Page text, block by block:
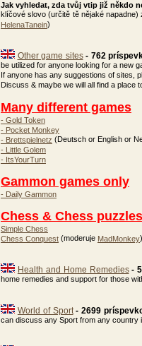
Jak vyhledat, zda tvůj vtip již někdo
klíčové slovo (určitě tě nějaké
HelenaTanein)
Other game sites - 762
be utilized for anyone looking for a new
If anyone has any suggestions of sites,
Discuss & maybe we will all find a place
Many different games
- Gold Token
- Pocket Monkey
- Brettspielnetz (Deutsch or English or
- Little Golem
- ItsYourTurn
Gammon games only
- Daily Gammon
Chess & Chess puzzles
Simple Chess
Chess Conquest (moderuje MadMonkey)
Health and Home Remedies -
home remedies and support for those
World of Sport - 2699
can discuss any Sport from any country